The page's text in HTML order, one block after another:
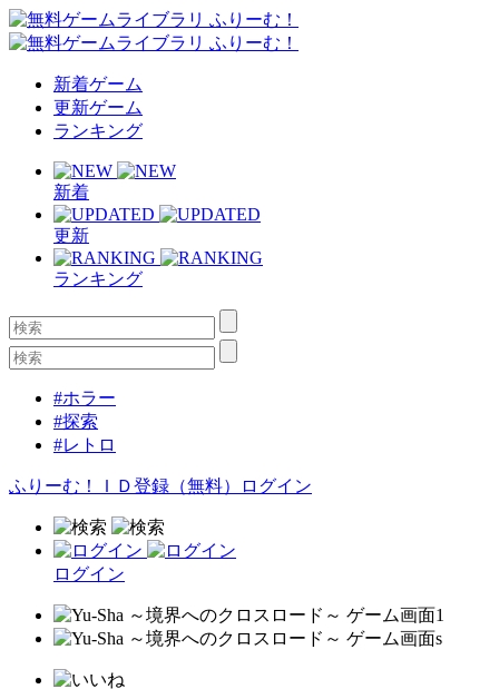
新着ゲーム
更新ゲーム
ランキング
新着
更新
ランキング
#ホラー
#探索
#レトロ
ふりーむ！ＩＤ登録（無料） ログイン
ログイン